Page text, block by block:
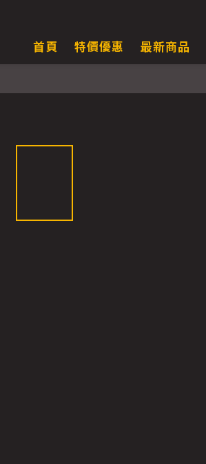
首頁
特價優惠 最新商品